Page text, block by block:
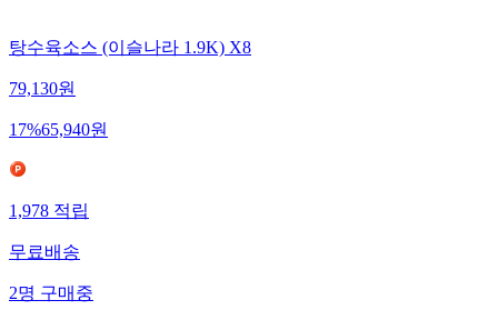
탕수육소스 (이슬나라 1.9K) X8
79,130원
17%65,940원
1,978 적립
무료배송
2명 구매중